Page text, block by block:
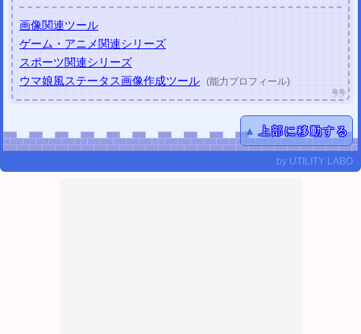
画像関連ツール
ゲーム・アニメ関連シリーズ
スポーツ関連シリーズ
ウマ娘風ステータス画像作成ツール (能力プロフィール)
▲ 上部に移動する
by UTILITY LABO